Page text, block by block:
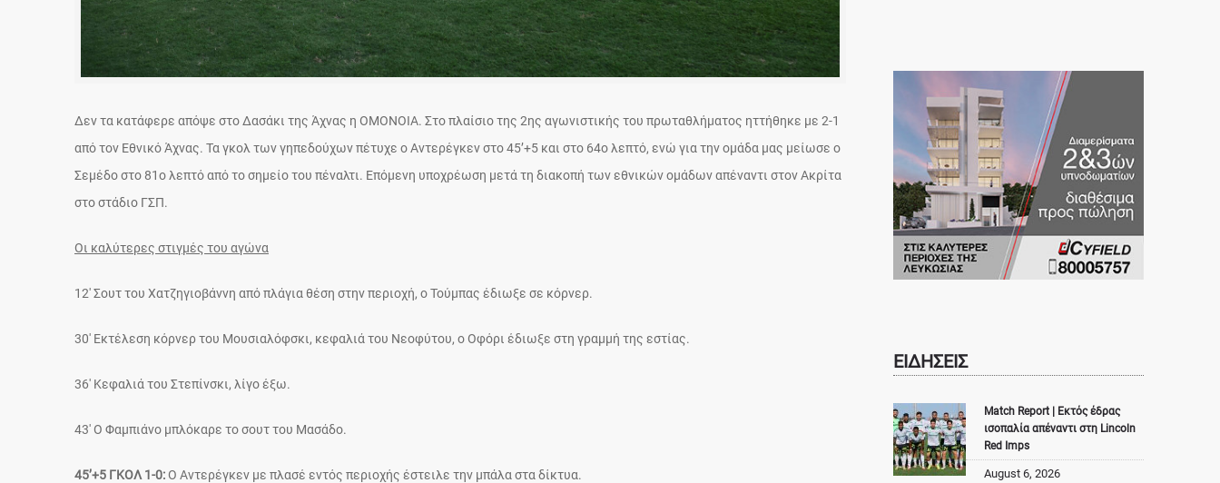
Δεν τα κατάφερε απόψε στο Δασάκι της Άχνας η ΟΜΟΝΟΙΑ. Στο πλαίσιο της 2ης αγωνιστικής του πρωταθλήματος ηττήθηκε με 2-1
από τον Εθνικό Άχνας. Τα γκολ των γηπεδούχων πέτυχε ο Αντερέγκεν στο 45’+5 και στο 64ο λεπτό, ενώ για την ομάδα μας μείωσε ο
Σεμέδο στο 81ο λεπτό από το σημείο του πέναλτι. Επόμενη υποχρέωση μετά τη διακοπή των εθνικών ομάδων απέναντι στον Ακρίτα
στο στάδιο ΓΣΠ.
Οι καλύτερες στιγμές του αγώνα
12′ Σουτ του Χατζηγιοβάννη από πλάγια θέση στην περιοχή, ο Τούμπας έδιωξε σε κόρνερ.
30′ Εκτέλεση κόρνερ του Μουσιαλόφσκι, κεφαλιά του Νεοφύτου, ο Οφόρι έδιωξε στη γραμμή της εστίας.
36′ Κεφαλιά του Στεπίνσκι, λίγο έξω.
43′ Ο Φαμπιάνο μπλόκαρε το σουτ του Μασάδο.
45’+5 ΓΚΟΛ 1-0:Ο Αντερέγκεν με πλασέ εντός περιοχής έστειλε την μπάλα στα δίκτυα.
ΕΙΔΗΣΕΙΣ
Match Report | Εκτός έδρας
ισοπαλία απέναντι στη Lincoln
Red Imps
August 6, 2026